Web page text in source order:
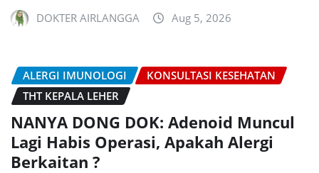
DOKTER AIRLANGGA Aug 5, 2026
ALERGI IMUNOLOGI
KONSULTASI KESEHATAN
THT KEPALA LEHER
NANYA DONG DOK: Adenoid Muncul
Lagi Habis Operasi, Apakah Alergi
Berkaitan ?